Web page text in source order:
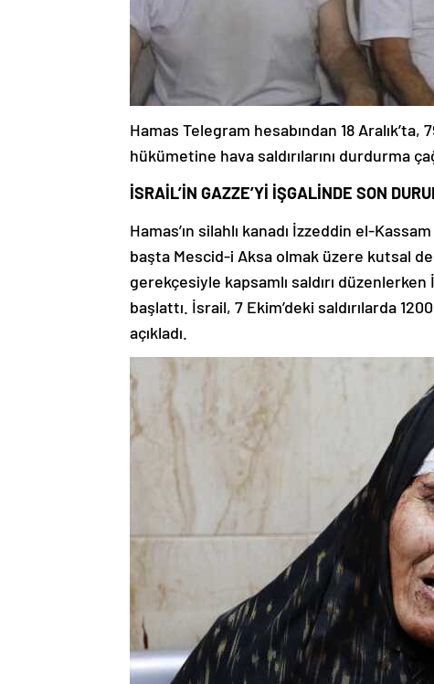
Hamas Telegram hesabından 18
hükümetine hava saldırılarını durdurma
İSRAİL’İN GAZZE’Yİ İŞGALİNDE SON
Hamas’ın silahlı kanadı İzzeddin el-
başta Mescid-i Aksa olmak üzere kutsal
gerekçesiyle kapsamlı saldırı
başlattı. İsrail, 7 Ekim’deki saldırılarda
açıkladı.